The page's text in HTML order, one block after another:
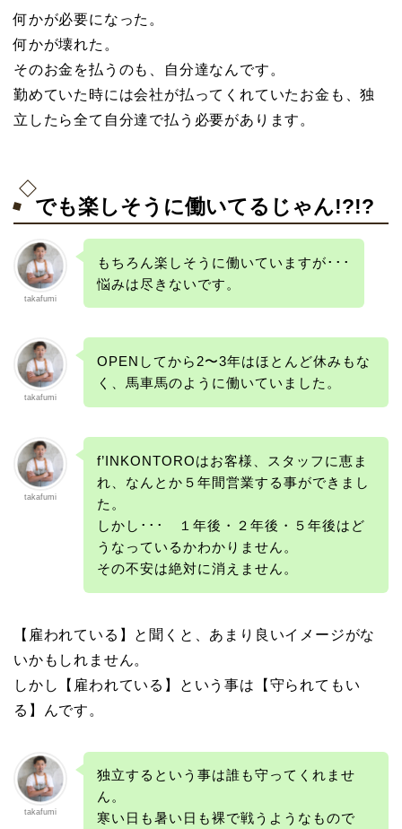
何かが必要になった。
何かが壊れた。
そのお金を払うのも、自分達なんです。
勤めていた時には会社が払ってくれていたお金も、独
立したら全て自分達で払う必要があります。
でも楽しそうに働いてるじゃん!?!?
takafumi
もちろん楽しそうに働いていますが･･･
悩みは尽きないです。
takafumi
OPENしてから2〜3年はほとんど休みもな
く、馬車馬のように働いていました。
takafumi
f’INKONTOROはお客様、スタッフに恵ま
れ、なんとか５年間営業する事ができまし
た。
しかし･･･ １年後・２年後・５年後はど
うなっているかわかりません。
その不安は絶対に消えません。
【雇われている】と聞くと、あまり良いイメージがな
いかもしれません。
しかし【雇われている】という事は【守られてもい
る】んです。
takafumi
独立するという事は誰も守ってくれませ
ん。
寒い日も暑い日も裸で戦うようなもので